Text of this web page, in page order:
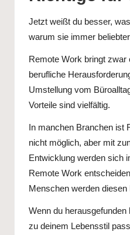
Jetzt weißt du besser,
warum sie immer
Remote Work bringt zwar
berufliche
Umstellung vom
Vorteile sind vielfältig.
In manchen Branchen ist
nicht möglich, aber mit
Entwicklung werden sich
Remote Work
Menschen werden
Wenn du
zu deinem Lebensstil